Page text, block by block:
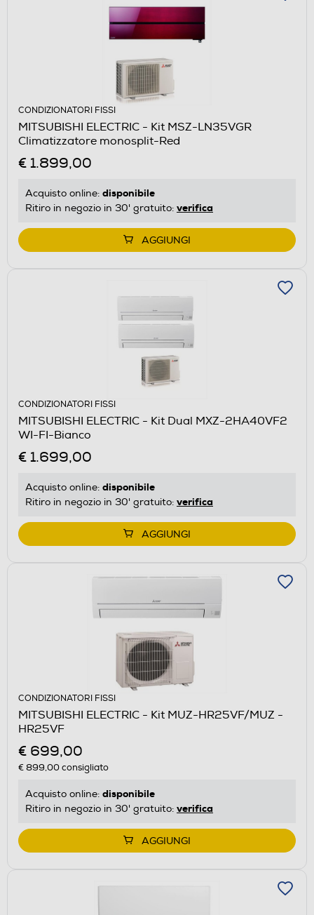
CONDIZIONATORI FISSI
MITSUBISHI ELECTRIC - Kit MSZ-LN35VGR
Climatizzatore monosplit-Red
€ 1.899,00
Acquisto online: disponibile
Ritiro in negozio in 30' gratuito: verifica
AGGIUNGI
CONDIZIONATORI FISSI
MITSUBISHI ELECTRIC - Kit Dual MXZ-2HA40VF2
WI-FI-Bianco
€ 1.699,00
Acquisto online: disponibile
Ritiro in negozio in 30' gratuito: verifica
AGGIUNGI
CONDIZIONATORI FISSI
MITSUBISHI ELECTRIC - Kit MUZ-HR25VF/MUZ -
HR25VF
€ 699,00
€ 899,00consigliato
Acquisto online: disponibile
Ritiro in negozio in 30' gratuito: verifica
AGGIUNGI